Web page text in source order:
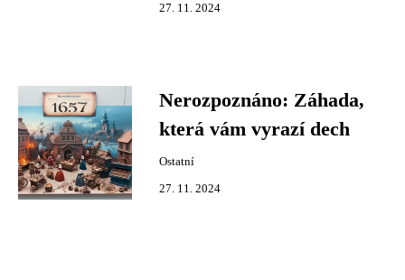
27. 11. 2024
Nerozpoznáno: Záhada,
která vám vyrazí dech
Ostatní
27. 11. 2024